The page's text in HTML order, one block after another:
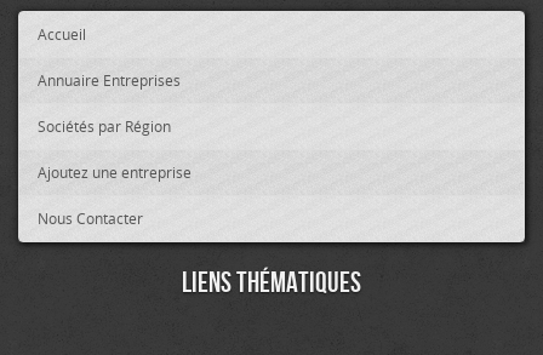
Accueil
Annuaire Entreprises
Sociétés par Région
Ajoutez une entreprise
Nous Contacter
Liens thématiques